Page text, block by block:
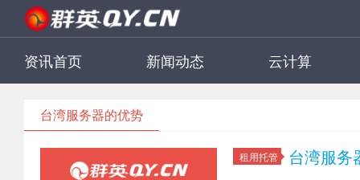
资讯首页 新闻动态 云计算
台湾服务器的优势
租用托管 台湾服务